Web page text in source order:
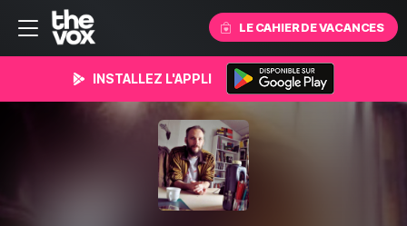
LE CAHIER DE VACANCES
INSTALLEZ L'APPLI